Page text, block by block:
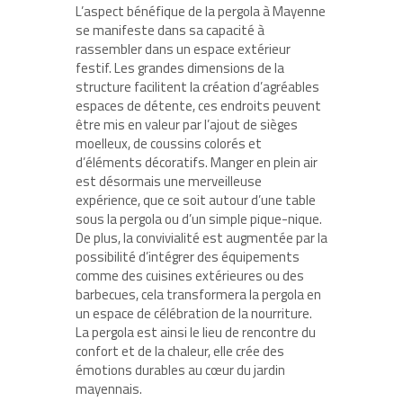
L’aspect bénéfique de la pergola à Mayenne
se manifeste dans sa capacité à
rassembler dans un espace extérieur
festif. Les grandes dimensions de la
structure facilitent la création d’agréables
espaces de détente, ces endroits peuvent
être mis en valeur par l’ajout de sièges
moelleux, de coussins colorés et
d’éléments décoratifs. Manger en plein air
est désormais une merveilleuse
expérience, que ce soit autour d’une table
sous la pergola ou d’un simple pique-nique.
De plus, la convivialité est augmentée par la
possibilité d’intégrer des équipements
comme des cuisines extérieures ou des
barbecues, cela transformera la pergola en
un espace de célébration de la nourriture.
La pergola est ainsi le lieu de rencontre du
confort et de la chaleur, elle crée des
émotions durables au cœur du jardin
mayennais.